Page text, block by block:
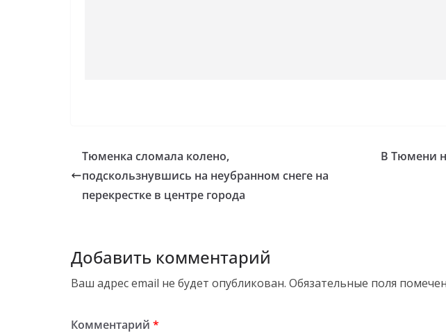
Тюменка сломала колено,
подскользнувшись на неубранном снеге на
перекрестке в центре города
В Тюмени
Добавить комментарий
Ваш адрес email не будет опубликован. Обязательные поля
Комментарий *